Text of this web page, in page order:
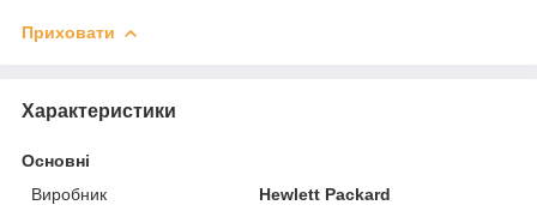
Приховати
Характеристики
Основні
Виробник
Hewlett Packard